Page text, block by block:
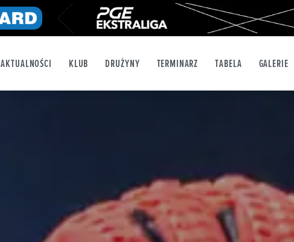
AKTUALNOŚCI KLUB DRUŻYNY TERMINARZ TABELA GALERIE